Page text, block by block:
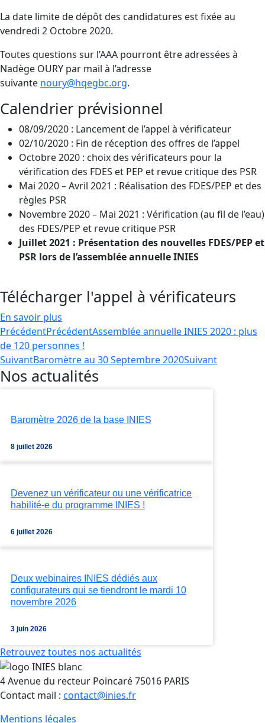
La date limite de dépôt des candidatures est fixée au
vendredi 2 Octobre 2020.
Toutes questions sur l’AAA pourront être adressées à
Nadège OURY par mail à l’adresse
suivante noury@hqegbc.org.
Calendrier prévisionnel
08/09/2020 : Lancement de l’appel à vérificateur
02/10/2020 : Fin de réception des offres de l’appel
Octobre 2020 : choix des vérificateurs pour la
vérification des FDES et PEP et revue critique des PSR
Mai 2020 – Avril 2021 : Réalisation des FDES/PEP et des
règles PSR
Novembre 2020 – Mai 2021 : Vérification (au fil de l’eau)
des FDES/PEP et revue critique PSR
Juillet 2021 : Présentation des nouvelles FDES/PEP et
PSR lors de l’assemblée annuelle INIES
Télécharger l'appel à vérificateurs
En savoir plus
PrécédentPrécédentAssemblée annuelle INIES 2020 : plus
de 120 personnes !
SuivantBaromètre au 30 Septembre 2020Suivant
Nos actualités
Baromètre 2026 de la base INIES
8 juillet 2026
Devenez un vérificateur ou une vérificatrice
habilité-e du programme INIES !
6 juillet 2026
Deux webinaires INIES dédiés aux
configurateurs qui se tiendront le mardi 10
novembre 2026
3 juin 2026
Retrouvez toutes nos actualités
4 Avenue du recteur Poincaré 75016 PARIS
Contact mail : contact@inies.fr
Mentions légales